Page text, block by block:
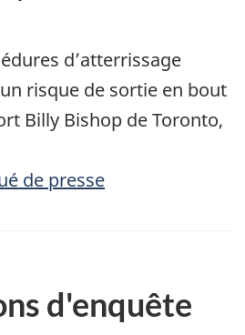
d’atterrissage
risque de sortie en bout
Billy Bishop de Toronto,
de presse
d'enquête